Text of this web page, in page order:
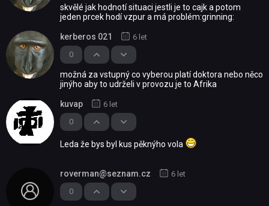
skvělé jak hodnotí situaci jestli je to cajk a potom
jeden prcek hodí vzpur a má problém:grinning:
0
kerberos 021 6 let
možná za vstupný co vyberou platí doktora nebo něco
jinýho aby to udrželi v provozu je to Afrika
0
kuvap 6 let
Leda že bys byl kus pěknýho vola
0
roverman@seznam.cz 6 let